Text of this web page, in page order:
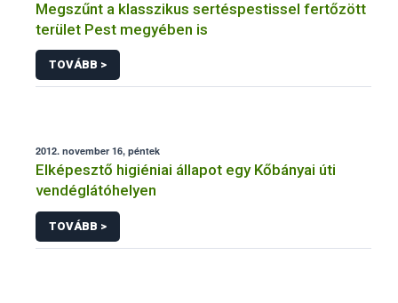
Megszűnt a klasszikus sertéspestissel fertőzött
terület Pest megyében is
TOVÁBB >
2012. november 16, péntek
Elképesztő higiéniai állapot egy Kőbányai úti
vendéglátóhelyen
TOVÁBB >